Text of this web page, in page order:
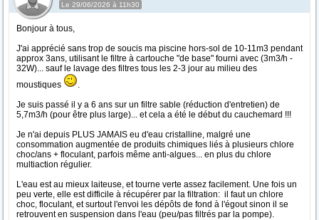
Le 29/06/2026 à 11h30
Bonjour à tous,
J'ai apprécié sans trop de soucis ma piscine hors-sol de 10-11m3 pendant
approx 3ans, utilisant le filtre à cartouche "de base" fourni avec (3m3/h -
32W)... sauf le lavage des filtres tous les 2-3 jour au milieu des
moustiques
.
Je suis passé il y a 6 ans sur un filtre sable (réduction d'entretien) de
5,7m3/h (pour être plus large)... et cela a été le début du cauchemard !!!
Je n'ai depuis PLUS JAMAIS eu d'eau cristalline, malgré une
consommation augmentée de produits chimiques liés à plusieurs chlore
choc/ans + floculant, parfois même anti-algues... en plus du chlore
multiaction régulier.
L'eau est au mieux laiteuse, et tourne verte assez facilement. Une fois un
peu verte, elle est difficile à récupérer par la filtration: il faut un chlore
choc, floculant, et surtout l'envoi les dépôts de fond à l'égout sinon il se
retrouvent en suspension dans l'eau (peu/pas filtrés par la pompe).